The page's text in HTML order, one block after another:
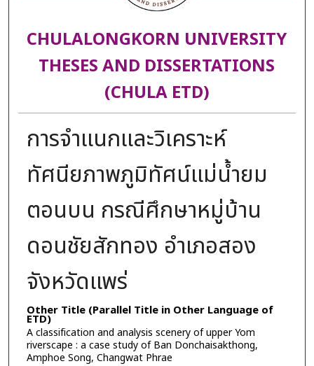
CHULALONGKORN UNIVERSITY
THESES AND DISSERTATIONS
(CHULA ETD)
การจำแนกและวิเคราะห์
ทัศนียภาพภูมิทัศน์แม่น้ำยม
ตอนบน กรณีศึกษาหมู่บ้าน
ดอนชัยสักทอง อำเภอสอง
จังหวัดแพร่
Other Title (Parallel Title in Other Language of
ETD)
A classification and analysis scenery of upper Yom
riverscape : a case study of Ban Donchaisakthong,
Amphoe Song, Changwat Phrae